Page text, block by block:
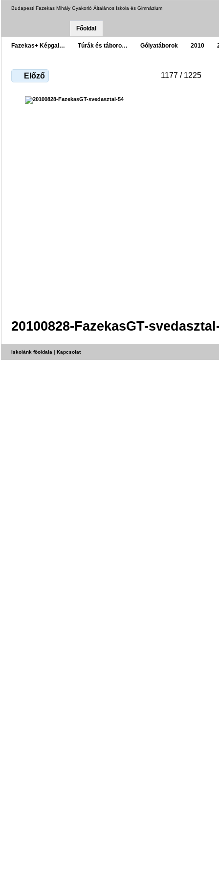
Budapesti Fazekas Mihály Gyakorló Általános Iskola és Gimnázium
Főoldal
Fazekas+ Képgal… Túrák és táboro… Gólyatáborok 2010
Előző 1177 / 1225
20100828-FazekasGT-
Iskolánk főoldala | Kapcsolat